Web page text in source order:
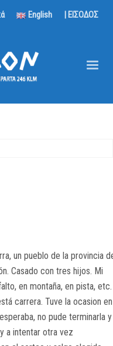
English | ΕΙΣΟΔΟΣ
un pueblo de la provincia
Casado con tres hijos. Mi
en montaña, en pista,
carrera. Tuve la ocasion
no pude terminarla y
a intentar otra vez